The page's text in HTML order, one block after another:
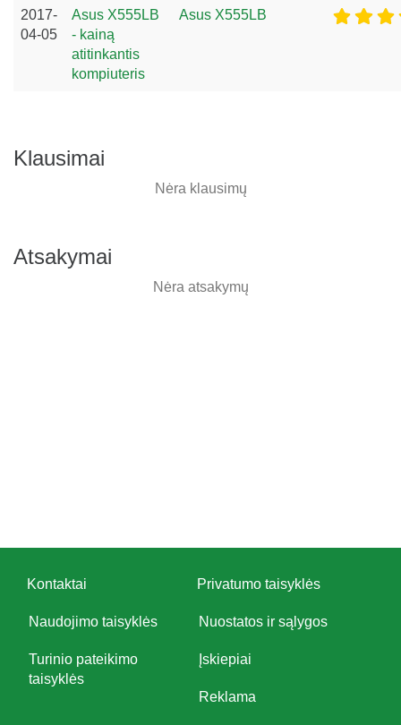
2017-
04-05
Asus X555LB
- kainą
atitinkantis
kompiuteris
Asus X555LB
Klausimai
Nėra klausimų
Atsakymai
Nėra atsakymų
Kontaktai Privatumo taisyklės
Naudojimo taisyklės Nuostatos ir sąlygos
Turinio pateikimo
taisyklės
Įskiepiai
Reklama